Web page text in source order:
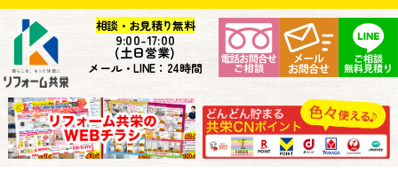
相談・お見積り無料
9:00-17:00
(土日営業)
メール・LINE：24時間